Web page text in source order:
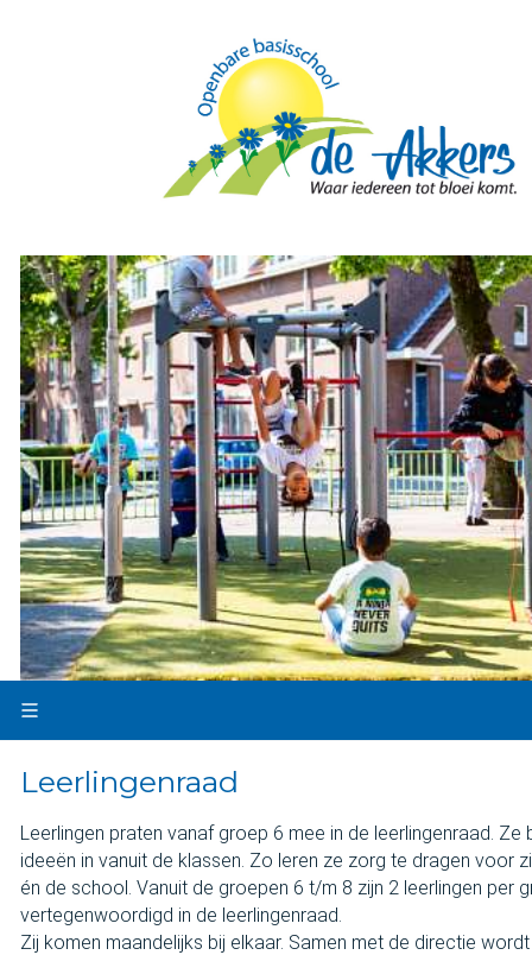
Leerlingenraad
Leerlingen praten vanaf groep 6 mee in de leerlingenraad. Ze
ideeën in vanuit de klassen. Zo leren ze zorg te dragen voor
én de school. Vanuit de groepen 6 t/m 8 zijn 2 leerlingen per
vertegenwoordigd in de leerlingenraad.
Zij komen maandelijks bij elkaar. Samen met de directie